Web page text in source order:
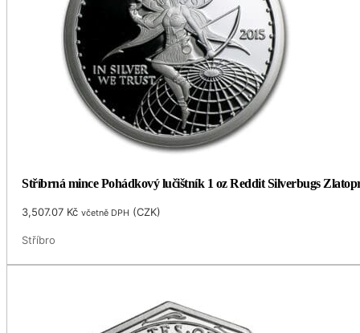
Stříbrná mince Pohádkový lučištník 1 oz Reddit Silverbugs
3,507.07 Kč včetně DPH (CZK)
Stříbro